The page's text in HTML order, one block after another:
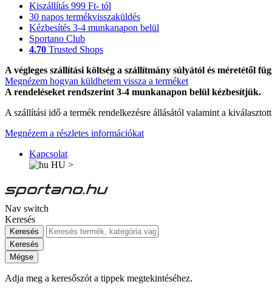
Kiszállítás 999 Ft- tól
30 napos termékvisszaküldés
Kézbesítés 3-4 munkanapon belül
Sportano Club
4.70 Trusted Shops
A végleges szállítási költség a szállítmány súlyától és méretétől
Megnézem hogyan küldhetem vissza a terméket
A rendeléseket rendszerint 3-4 munkanapon belül kézbesítjük.
A szállítási idő a termék rendelkezésre állásától valamint a
Megnézem a részletes információkat
Kapcsolat
HU >
Nav switch
Keresés
Keresés
Keresés
Mégse
Adja meg a keresőszót a tippek megtekintéséhez.